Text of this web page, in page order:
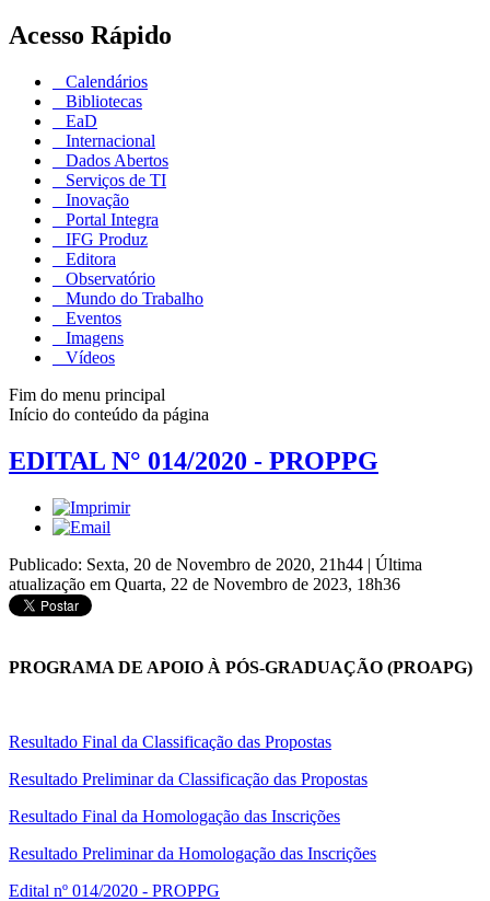
Acesso Rápido
Calendários
Bibliotecas
EaD
Internacional
Dados Abertos
Serviços de TI
Inovação
Portal Integra
IFG Produz
Editora
Observatório
Mundo do Trabalho
Eventos
Imagens
Vídeos
Fim do menu principal
Início do conteúdo da página
EDITAL N° 014/2020 - PROPPG
Publicado: Sexta, 20 de Novembro de 2020, 21h44 | Última
atualização em Quarta, 22 de Novembro de 2023, 18h36
PROGRAMA DE APOIO À PÓS-GRADUAÇÃO (PROAPG)
Resultado Final da Classificação das Propostas
Resultado Preliminar da Classificação das Propostas
Resultado Final da Homologação das Inscrições
Resultado Preliminar da Homologação das Inscrições
Edital nº 014/2020 - PROPPG